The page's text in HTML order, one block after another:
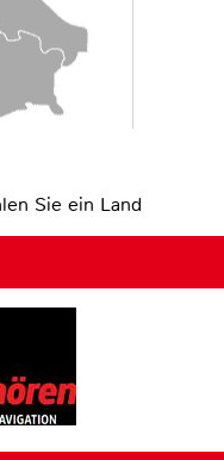
Sie ein Land